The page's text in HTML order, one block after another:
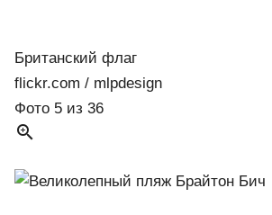
Британский флаг
flickr.com / mlpdesign
Фото 5 из 36
